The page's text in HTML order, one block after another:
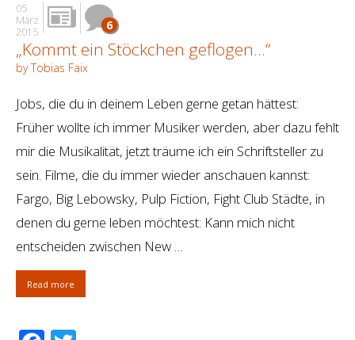
05
März
2015
6
„Kommt ein Stöckchen geflogen…“
by Tobias Faix
Jobs, die du in deinem Leben gerne getan hättest:
Früher wollte ich immer Musiker werden, aber dazu fehlt
mir die Musikalität, jetzt träume ich ein Schriftsteller zu
sein. Filme, die du immer wieder anschauen kannst:
Fargo, Big Lebowsky, Pulp Fiction, Fight Club Städte, in
denen du gerne leben möchtest: Kann mich nicht
entscheiden zwischen New …
Read more